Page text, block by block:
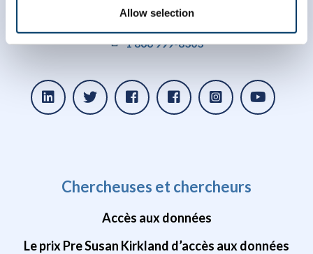
Allow selection
info@clsa-elcv.ca
1 866 999-8303
Chercheuses et chercheurs
Accès aux données
Le prix Pre Susan Kirkland d’accès aux données